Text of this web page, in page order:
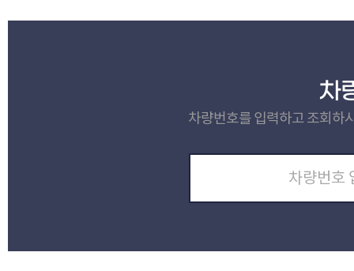
차
차량번호를 입력하고 조회하